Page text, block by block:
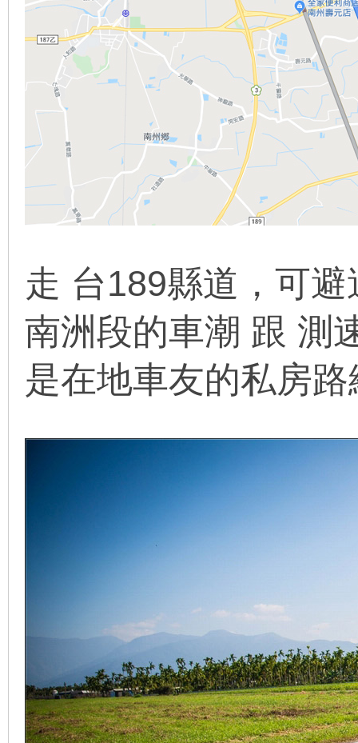
走 台189縣道，可
南洲段的車潮 跟 測
是在地車友的私房路